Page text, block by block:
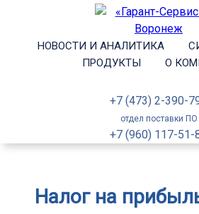
НОВОСТИ И АНАЛИТИКА
ПРОДУКТЫ
О
+7 (473) 2-390-
отдел поставки ПО
+7 (960) 117-51-
Налог на